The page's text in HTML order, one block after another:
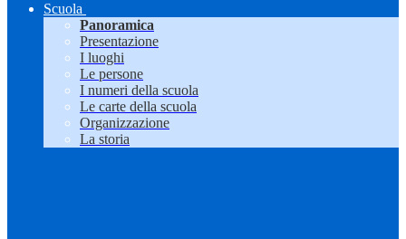
Scuola
Panoramica
Presentazione
I luoghi
Le persone
I numeri della scuola
Le carte della scuola
Organizzazione
La storia